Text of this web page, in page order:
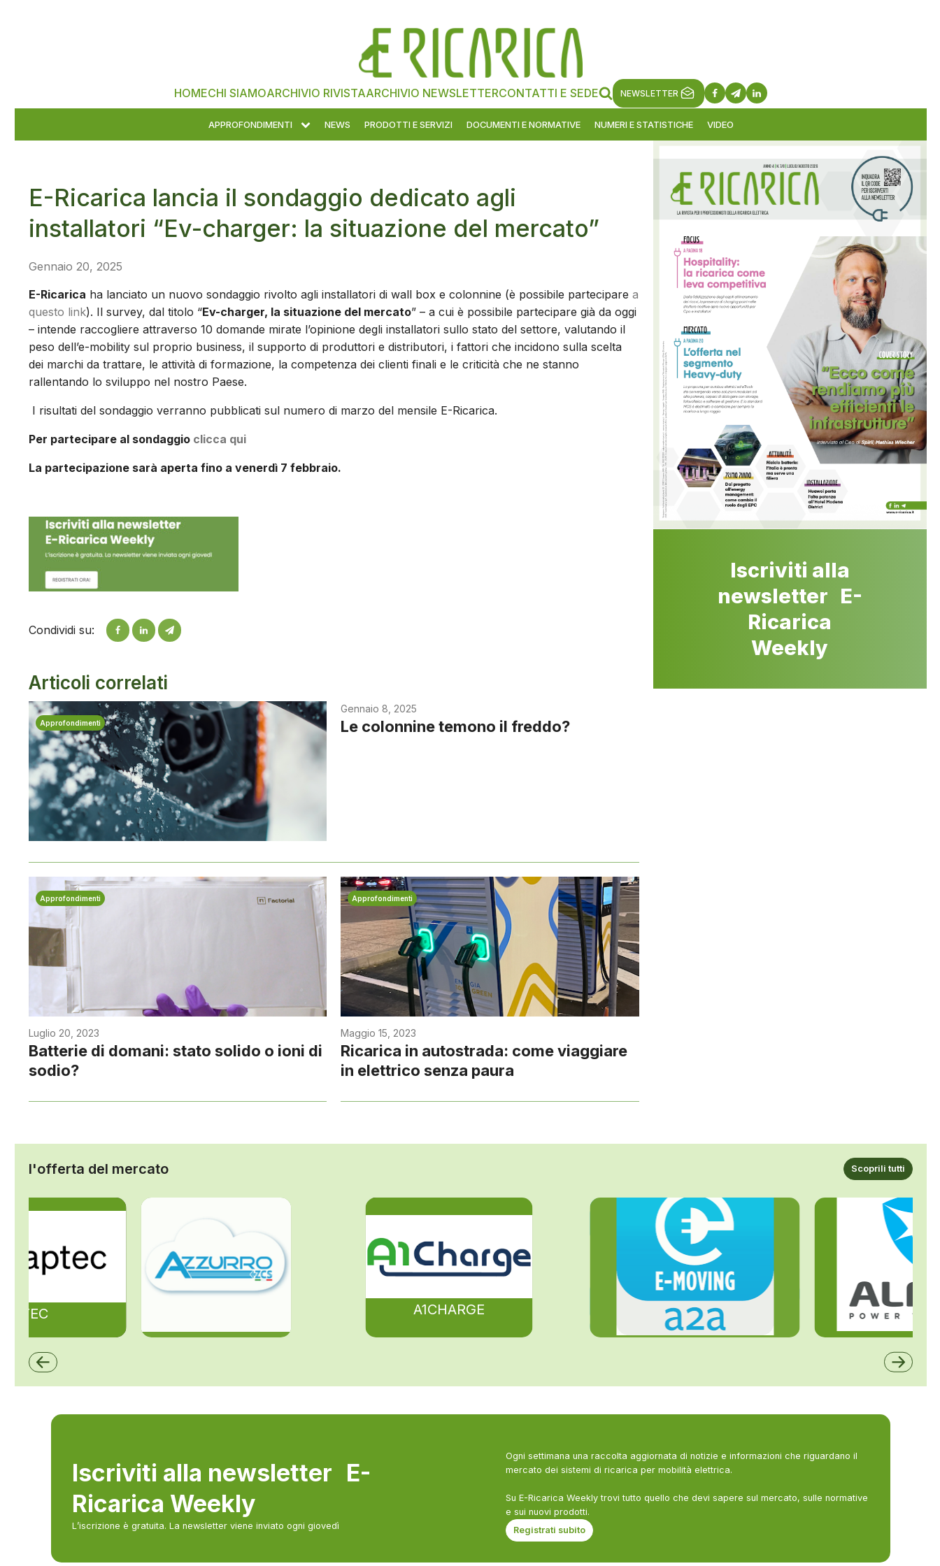
HOMECHI SIAMOARCHIVIO RIVISTAARCHIVIO NEWSLETTERCONTATTI E SEDE NEWSLETTER
APPROFONDIMENTI NEWS PRODOTTI E SERVIZI DOCUMENTI E NORMATIVE NUMERI E STATISTICHE VIDEO
E-Ricarica lancia il sondaggio dedicato agli
installatori “Ev-charger: la situazione del mercato”
Gennaio 20, 2025
E-Ricarica ha lanciato un nuovo sondaggio rivolto agli installatori di wall box e colonnine (è possibile partecipare a
questo link). Il survey, dal titolo “Ev-charger, la situazione del mercato” – a cui è possibile partecipare già da oggi
– intende raccogliere attraverso 10 domande mirate l’opinione degli installatori sullo stato del settore, valutando il
peso dell’e-mobility sul proprio business, il supporto di produttori e distributori, i fattori che incidono sulla scelta
dei marchi da trattare, le attività di formazione, la competenza dei clienti finali e le criticità che ne stanno
rallentando lo sviluppo nel nostro Paese.
I risultati del sondaggio verranno pubblicati sul numero di marzo del mensile E-Ricarica.
Per partecipare al sondaggio clicca qui
La partecipazione sarà aperta fino a venerdì 7 febbraio.
Condividi su:
Articoli correlati
Approfondimenti
Gennaio 8, 2025
Le colonnine temono il freddo?
Approfondimenti
Luglio 20, 2023
Batterie di domani: stato solido o ioni di
sodio?
Approfondimenti
Maggio 15, 2023
Ricarica in autostrada: come viaggiare
in elettrico senza paura
Iscriviti alla
newsletter E-
Ricarica
Weekly
l'offerta del mercato Scoprili tutti
A1CHARGE
ZCS Azzurro
Iscriviti alla newsletter E-
Ricarica Weekly
L’iscrizione è gratuita. La newsletter viene inviato ogni giovedì
Ogni settimana una raccolta aggiornata di notizie e informazioni che riguardano il
mercato dei sistemi di ricarica per mobilità elettrica.
Su E-Ricarica Weekly trovi tutto quello che devi sapere sul mercato, sulle normative
e sui nuovi prodotti.
Registrati subito